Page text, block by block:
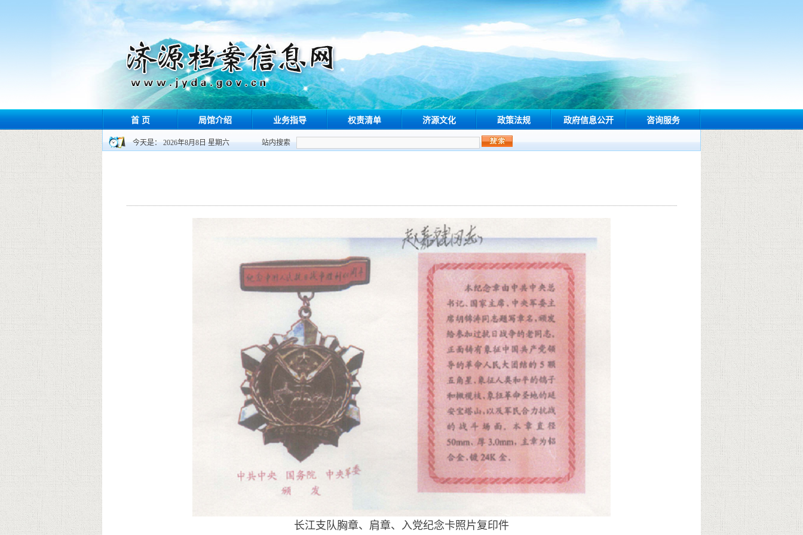
首 页 局馆介绍 业务指导 权责清单 济源文化 政策法规 政府信息公开 咨询服务
今天是： 2026年8月8日 星期六 站内搜索
长江支队胸章、肩章、入党纪念卡照片复印件